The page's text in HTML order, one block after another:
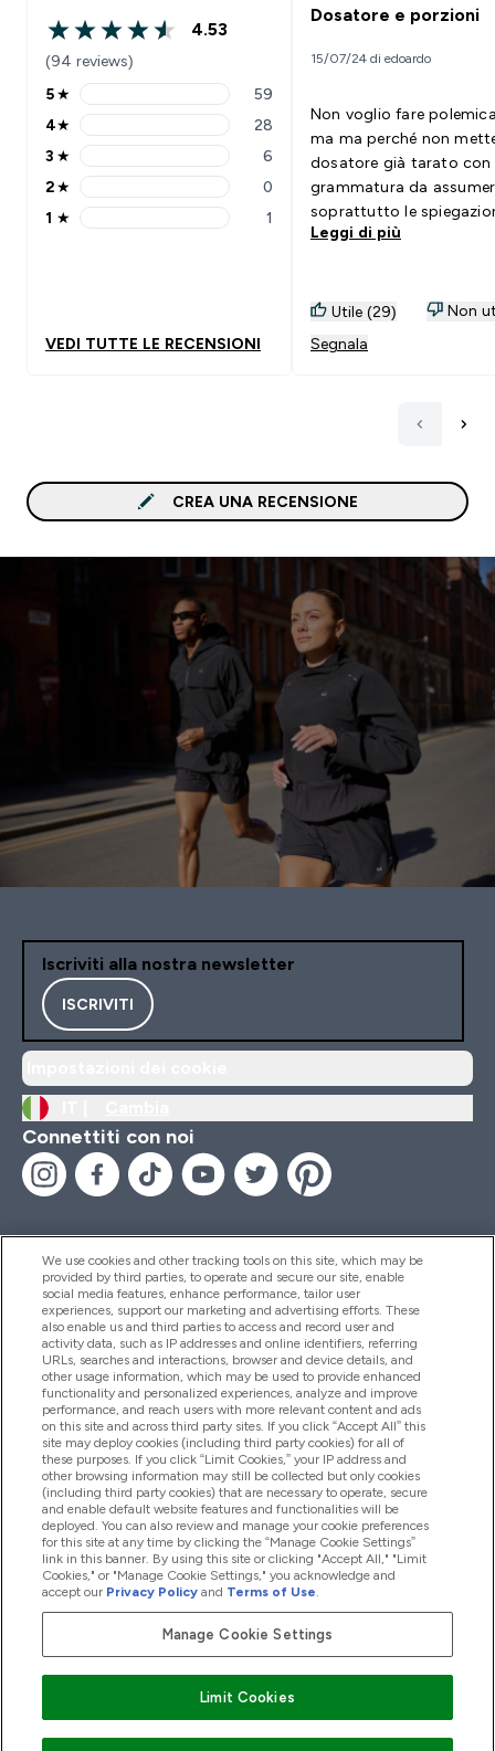
4.53 out of 5 stars
4.53
(94 reviews)
5 stars rating 59 reviews
5★ 59
4 stars rating 28 reviews
4★ 28
3 stars rating 6 reviews
3 ★ 6
2 stars rating 0 reviews
2★ 0
1 stars rating 1 reviews
1 ★ 1
VEDI TUTTE LE RECENSIONI
Dosatore e porzioni
15/07/24 di edoardo
Non voglio fare
ma ma perché non
dosatore già tarato con
grammatura da
soprattutto le
potrebbero essere
misurini (2g), ma fatelo
grammatura che serve,
Leggi di più
Utile (29)
Non
Segnala
CREA UNA RECENSIONE
Iscriviti alla nostra newsletter
ISCRIVITI
Connettiti con noi
Aiuto & Informazioni
Prodotti
Chi Siamo
Fedeltà & Premi
2026 The Hut.com Ltd
We use cookies and other tracking tools on this site, which may be
provided by third parties, to operate and secure our site, enable
social media features, enhance performance, tailor user
experiences, support our marketing and advertising efforts. These
also enable us and third parties to access and record user and
activity data, such as IP addresses and online identifiers, referring
URLs, searches and interactions, browser and device details, and
other usage information, which may be used to provide enhanced
functionality and personalized experiences, analyze and improve
performance, and reach users with more relevant content and ads
on this site and across third party sites. If you click “Accept All” this
site may deploy cookies (including third party cookies) for all of
these purposes. If you click “Limit Cookies,” your IP address and
other browsing information may still be collected but only cookies
(including third party cookies) that are necessary to operate, secure
and enable default website features and functionalities will be
deployed. You can also review and manage your cookie preferences
for this site at any time by clicking the “Manage Cookie Settings”
link in this banner. By using this site or clicking "Accept All," "Limit
Cookies," or "Manage Cookie Settings," you acknowledge and
accept our Privacy Policy and Terms of Use.
Manage Cookie Settings
Limit Cookies